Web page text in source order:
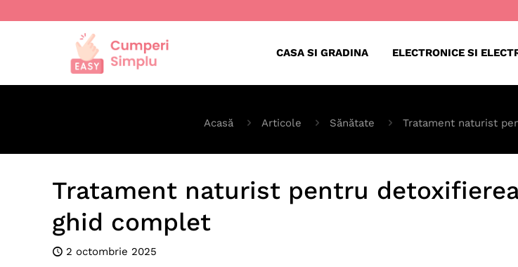
CASA SI GRADINA ELECTRONICE SI
Acasă Articole Sănătate Tratament naturist
Tratament naturist pentru
ghid complet
2 octombrie 2025